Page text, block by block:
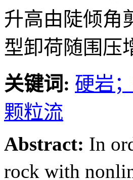
承载强度受
高则卸荷方式
数型卸荷通
型卸荷的硬岩
期快速卸荷